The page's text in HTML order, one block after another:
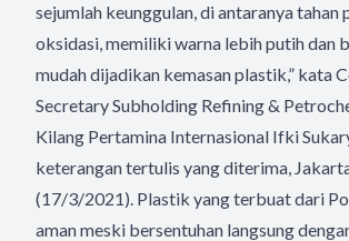
sejumlah keunggulan, di antaranya tahan
oksidasi, memiliki warna lebih putih dan
mudah dijadikan kemasan plastik,” kata
Secretary Subholding Refining &
Kilang Pertamina Internasional Ifki
keterangan tertulis yang diterima,
(17/3/2021). Plastik yang terbuat dari
aman meski bersentuhan langsung